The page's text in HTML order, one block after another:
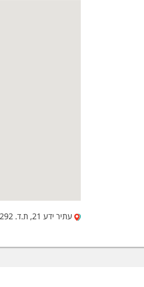
עתיר ידע 21, ת.ד. 2292, כפר סבא 44641